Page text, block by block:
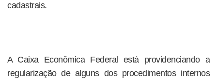
cadastrais.
A Caixa Econômica Federal está providenciando a
regularização de alguns dos procedimentos internos